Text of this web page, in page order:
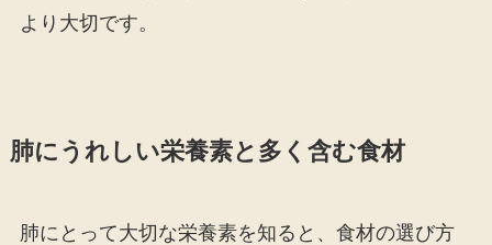
より大切です。
肺にうれしい栄養素と多く含む食材
肺にとって大切な栄養素を知ると、食材の選び方